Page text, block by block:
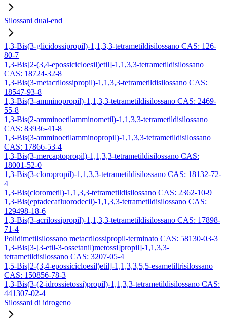
Silossani dual-end
1,3-Bis(3-glicidossipropil)-1,1,3,3-tetrametildisilossano CAS: 126-
80-7
1,3-Bis[2-(3,4-epossicicloesil)etil]-1,1,3,3-tetrametildisilossano
CAS: 18724-32-8
1,3-Bis(3-metacrilossipropil)-1,1,3,3-tetrametildisilossano CAS:
18547-93-8
1,3-Bis(3-amminopropil)-1,1,3,3-tetrametildisilossano CAS: 2469-
55-8
1,3-Bis(2-amminoetilamminometil)-1,1,3,3-tetrametildisilossano
CAS: 83936-41-8
1,3-Bis(3-amminoetilamminopropil)-1,1,3,3-tetrametildisilossano
CAS: 17866-53-4
1,3-Bis(3-mercaptopropil)-1,1,3,3-tetrametildisilossano CAS:
18001-52-0
1,3-Bis(3-cloropropil)-1,1,3,3-tetrametildisilossano CAS: 18132-72-
4
1,3-Bis(clorometil)-1,1,3,3-tetrametildisilossano CAS: 2362-10-9
1,3-Bis(eptadecafluorodecil)-1,1,3,3-tetrametildisilossano CAS:
129498-18-6
1,3-Bis(3-acrilossipropil)-1,1,3,3-tetrametildisilossano CAS: 17898-
71-4
Polidimetilsilossano metacrilossipropil-terminato CAS: 58130-03-3
1,3-Bis[3-[3-etil-3-ossetanil)metossi]propil]-1,1,3,3-
tetrametildisilossano CAS: 3207-05-4
1,5-Bis[2-(3,4-epossicicloesil)etil]-1,1,3,3,5,5-esametiltrisilossano
CAS: 150856-78-3
1,3-Bis(3-(2-idrossietossi)propil)-1,1,3,3-tetrametildisilossano CAS:
441307-02-4
Silossani di idrogeno